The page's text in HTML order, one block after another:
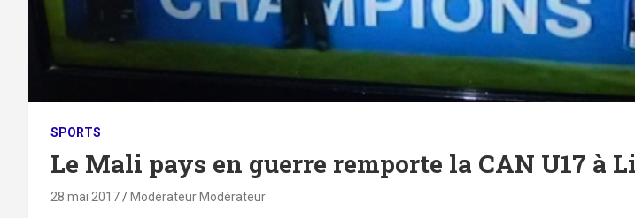
SPORTS
Le Mali pays en guerre remporte la CAN U17 à
28 mai 2017 Modérateur Modérateur